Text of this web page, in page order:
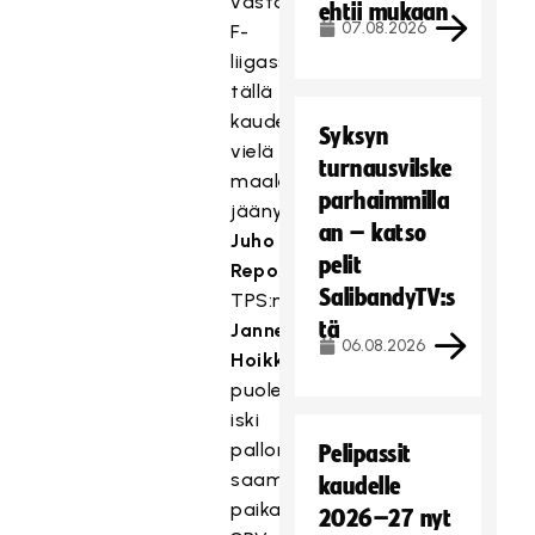
F-
liigassa
tällä
kaudella
vielä
maaleitta
jäänyt
Juho
Repo.
TPS:n
Janne
Hoikkanen
puolestaan
iski
pallonriistosta
saamastaan
paikasta.
ehtii mukaan
07.08.2026
Syksyn
turnausvilske
parhaimmilla
an – katso
pelit
SalibandyTV:s
tä
06.08.2026
Pelipassit
kaudelle
2026–27 nyt